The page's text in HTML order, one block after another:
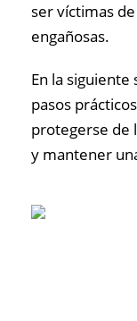
ser víctimas
engañosas.
En la
pasos
protegerse de
y mantener